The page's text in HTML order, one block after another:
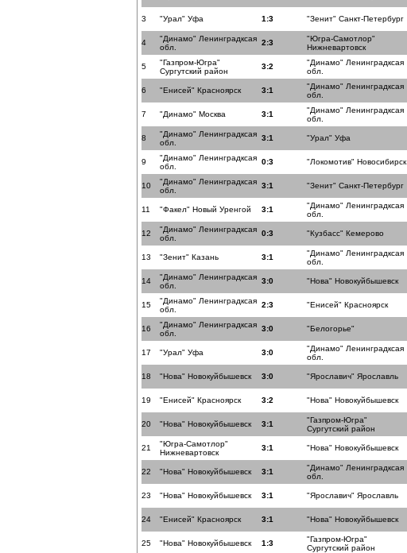
3 "Урал" Уфа 1:3 "Зенит" Санкт-Петербург
4
"Динамо" Ленинградксая
обл.
2:3
"Югра-Самотлор"
Нижневартовск
5
"Газпром-Югра"
Сургутский район
3:2
"Динамо" Ленинградксая
обл.
6 "Енисей" Красноярск 3:1
"Динамо" Ленинградксая
обл.
7 "Динамо" Москва 3:1
"Динамо" Ленинградксая
обл.
8
"Динамо" Ленинградксая
обл.
3:1 "Урал" Уфа
9
"Динамо" Ленинградксая
обл.
0:3 "Локомотив" Новосибирск
10
"Динамо" Ленинградксая
обл.
3:1 "Зенит" Санкт-Петербург
11 "Факел" Новый Уренгой 3:1
"Динамо" Ленинградксая
обл.
12
"Динамо" Ленинградксая
обл.
0:3 "Кузбасс" Кемерово
13 "Зенит" Казань 3:1
"Динамо" Ленинградксая
обл.
14
"Динамо" Ленинградксая
обл.
3:0 "Нова" Новокуйбышевск
15
"Динамо" Ленинградксая
обл.
2:3 "Енисей" Красноярск
16
"Динамо" Ленинградксая
обл.
3:0 "Белогорье"
17 "Урал" Уфа 3:0
"Динамо" Ленинградксая
обл.
18 "Нова" Новокуйбышевск 3:0 "Ярославич" Ярославль
19 "Енисей" Красноярск 3:2 "Нова" Новокуйбышевск
20 "Нова" Новокуйбышевск 3:1
"Газпром-Югра"
Сургутский район
21
"Югра-Самотлор"
Нижневартовск
3:1 "Нова" Новокуйбышевск
22 "Нова" Новокуйбышевск 3:1
"Динамо" Ленинградксая
обл.
23 "Нова" Новокуйбышевск 3:1 "Ярославич" Ярославль
24 "Енисей" Красноярск 3:1 "Нова" Новокуйбышевск
25 "Нова" Новокуйбышевск 1:3
"Газпром-Югра"
Сургутский район